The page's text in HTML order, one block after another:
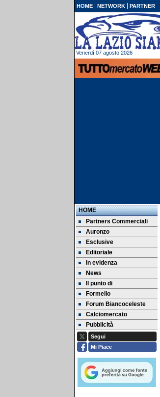
HOME NETWORK PARTNER
Venerdì 07 agosto 2026
HOME
Partners Commerciali
Auronzo
Esclusive
Editoriale
In evidenza
News
Il punto di
Formello
Forum Biancoceleste
Calciomercato
Pubblicità
Segui
Mi Piace